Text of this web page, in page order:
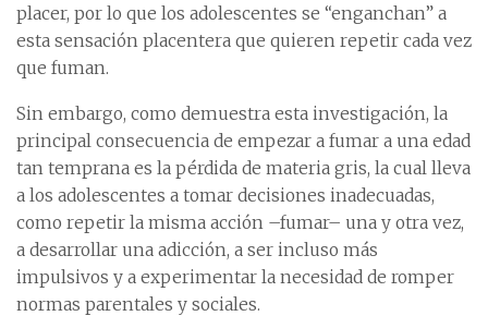
placer, por lo que los adolescentes se “enganchan” a
esta sensación placentera que quieren repetir cada vez
que fuman.
Sin embargo, como demuestra esta investigación, la
principal consecuencia de empezar a fumar a una edad
tan temprana es la pérdida de materia gris, la cual lleva
a los adolescentes a tomar decisiones inadecuadas,
como repetir la misma acción –fumar– una y otra vez,
a desarrollar una adicción, a ser incluso más
impulsivos y a experimentar la necesidad de romper
normas parentales y sociales.